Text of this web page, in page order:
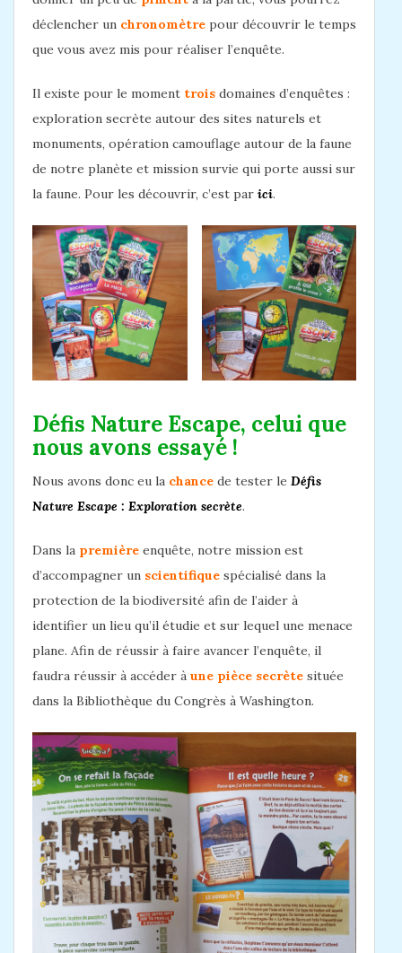
déclencher un chronomètre pour découvrir le temps
que vous avez mis pour réaliser l’enquête.
Il existe pour le moment trois domaines d’enquêtes :
exploration secrète autour des sites naturels et
monuments, opération camouflage autour de la faune
de notre planète et mission survie qui porte aussi sur
la faune. Pour les découvrir, c’est par ici.
Défis Nature Escape, celui que
nous avons essayé !
Nous avons donc eu la chance de tester le Défis
Nature Escape : Exploration secrète.
Dans la première enquête, notre mission est
d’accompagner un scientifique spécialisé dans la
protection de la biodiversité afin de l’aider à
identifier un lieu qu’il étudie et sur lequel une menace
plane. Afin de réussir à faire avancer l’enquête, il
faudra réussir à accéder à une pièce secrète située
dans la Bibliothèque du Congrès à Washington.